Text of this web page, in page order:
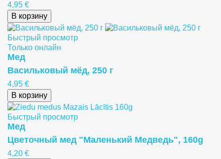
4,95 €
В корзину
Быстрый просмотр
Только онлайн
Meд
Васильковый мёд, 250 г
4,95 €
В корзину
Быстрый просмотр
Meд
Цветочный мед "Маленький Медведь", 160g
4,20 €